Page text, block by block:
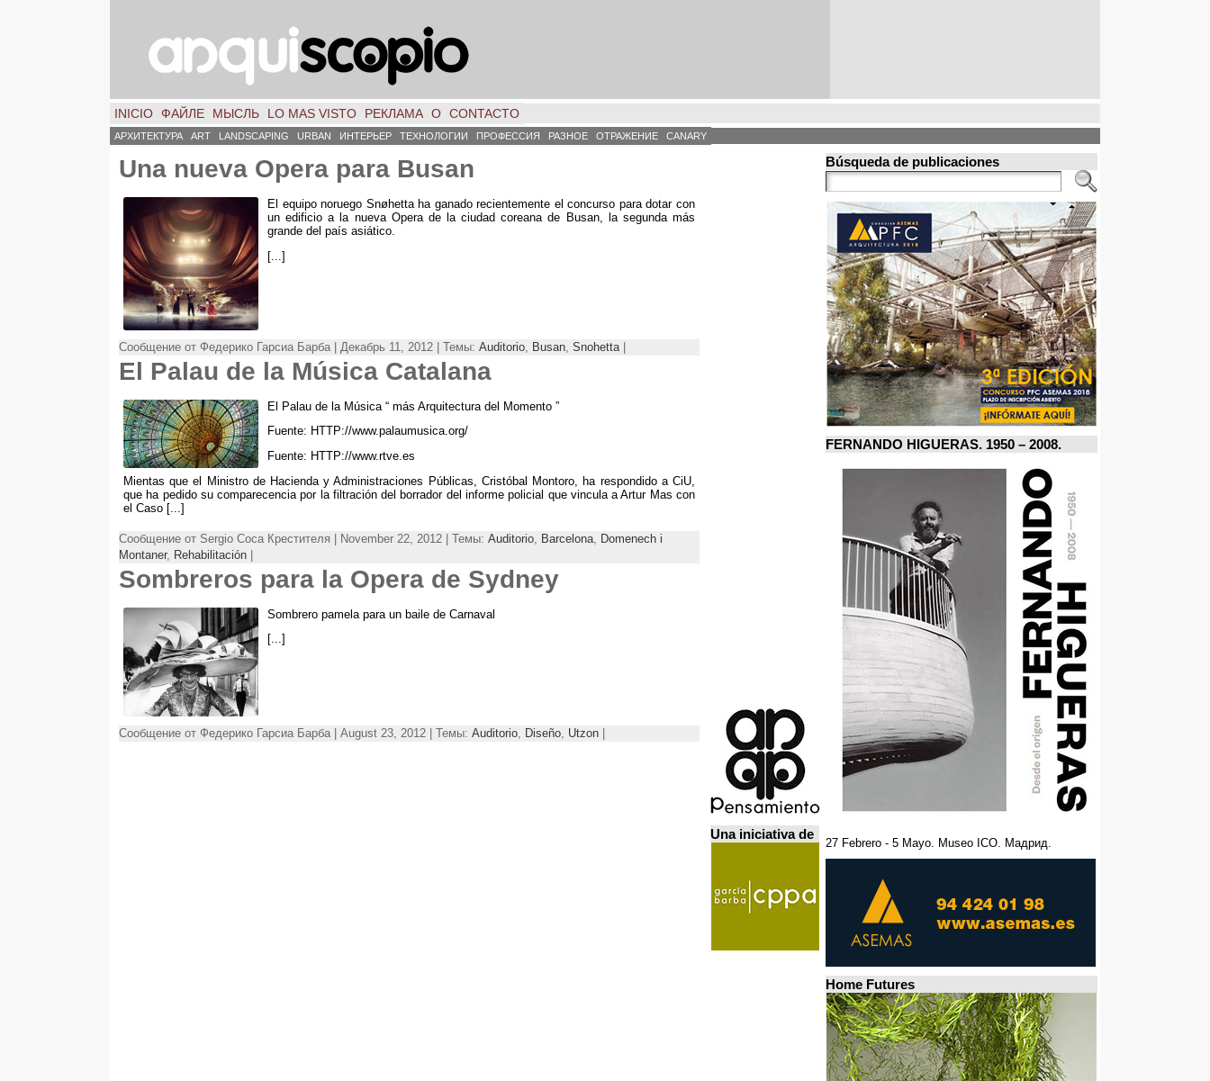
INICIO ФАЙЛЕ МЫСЛЬ LO MAS VISTO РЕКЛАМА О CONTACTO
АРХИТЕКТУРА ART LANDSCAPING URBAN ИНТЕРЬЕР ТЕХНОЛОГИИ ПРОФЕССИЯ РАЗНОЕ ОТРАЖЕНИЕ CANARY
Una nueva Opera para Busan
El equipo noruego Snøhetta ha ganado recientemente el concurso para dotar con
un edificio a la nueva Opera de la ciudad coreana de Busan,
la segunda más
grande del país asiático
[...]
Сообщение от Федерико Гарсиа Барба | Декабрь 11, 2012 | Темы: Auditorio Busan Snohetta
El Palau de la Música Catalana
El Palau de la Música “ más Arquitectura del Momento ”
Fuente: HTTP://www.palaumusica.org/
Fuente: HTTP://www.rtve.es
Mientas que el Ministro de Hacienda y Administraciones Públicas
Cristóbal Montoro ha respondido a CiU
que ha pedido su comparecencia por la filtración del borrador del informe policial que vincula a Artur Mas con
el Caso [...]
Сообщение от Sergio Соса Крестителя | November 22, 2012 | Темы: Auditorio Barcelona
Domenech i
Montaner, Rehabilitación
Sombreros para la Opera de Sydney
Sombrero pamela para un baile de Carnaval
[...]
Сообщение от Федерико Гарсиа Барба | August 23, 2012 | Темы: Auditorio Diseño Utzon |
Una iniciativa de
Búsqueda de publicaciones
FERNANDO HIGUERAS. 1950 – 2008.
27 Febrero - 5 Mayo. Museo ICO. Мадрид.
Home Futures